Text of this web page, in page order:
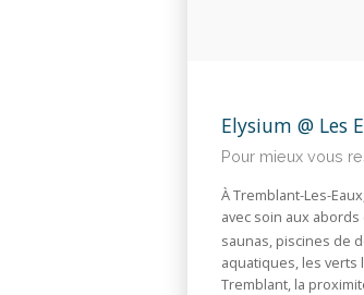
Elysium @ Les
Pour mieux vous
À Tremblant-Les-
avec soin aux
saunas, piscines de
aquatiques, les
Tremblant, la